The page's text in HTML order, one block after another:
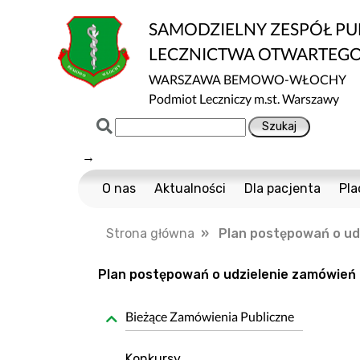
SAMODZIELNY ZESPÓŁ
LECZNICTWA
WARSZAWA BEMOWO-WŁOCHY
Podmiot Leczniczy m.st. Warszawy
→
O nas
Normy ISO
Ochrona danych
Dostępność
Informacja o wpływie działalności
Aktualności Dla pacjenta
Multisport
Nawigator
Profilaktyka
Polityka
Strona główna » Plan postępowań o
Plan postępowań o udzielenie
Bieżące Zamówienia Publiczne